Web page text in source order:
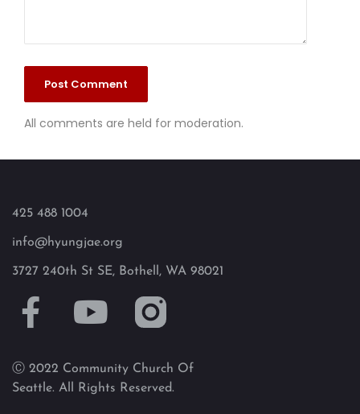
All comments are held for moderation.
425 488 1004
info@hyungjae.org
3727 240th St SE, Bothell, WA 98021
Ⓒ 2022 Community Church Of
Seattle. All Rights Reserved.